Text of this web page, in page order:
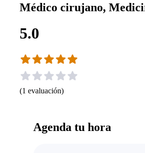
Médico cirujano,
5.0
(1 evaluación)
Agenda tu hora